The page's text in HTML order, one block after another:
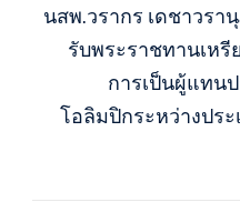
นสพ.วรากร เดชาวร
รับพระราชทานเห
การเป็นผู้แทน
โอลิมปิกระหว่างปร